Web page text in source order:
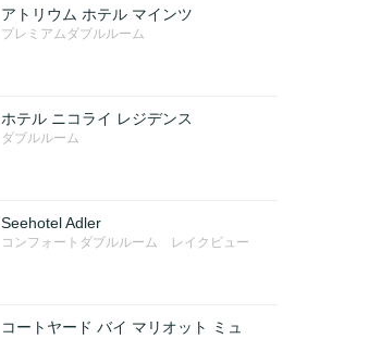
アトリウム ホテル マインツ
プレミアムダブルルーム
ホテル ニコライ レジデンス
ダブルルーム
Seehotel Adler
コンフォートダブルルーム レイクビュー
コートヤード バイ マリオット ミュ